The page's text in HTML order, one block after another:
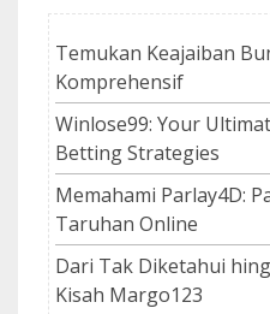
Temukan Keajaiban
Komprehensif
Winlose99: Your
Betting Strategies
Memahami Parlay4D:
Taruhan Online
Dari Tak Diketahui
Kisah Margo123